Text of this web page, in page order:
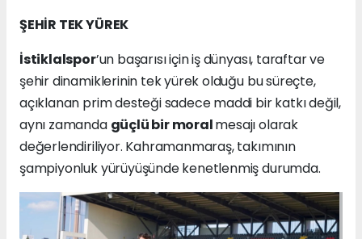
ŞEHİR TEK YÜREK
İstiklalspor’un başarısı için iş dünyası, taraftar ve
şehir dinamiklerinin tek yürek olduğu bu süreçte,
açıklanan prim desteği sadece maddi bir katkı değil,
aynı zamanda güçlü bir moralmesajı olarak
değerlendiriliyor. Kahramanmaraş, takımının
şampiyonluk yürüyüşünde kenetlenmiş durumda.